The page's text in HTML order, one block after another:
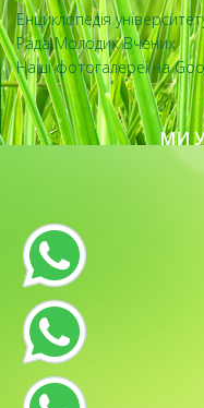
Енциклопедія
Рада Молодих Вчених
Наші фотогалереї на
МИ